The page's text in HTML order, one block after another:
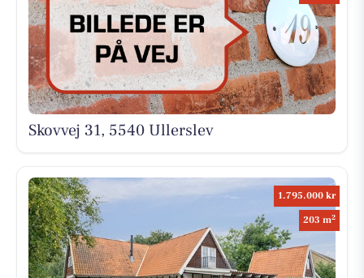
Skovvej 31, 5540 Ullerslev
1.795.000 kr
203 m2